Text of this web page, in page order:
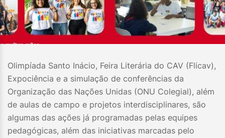
Olimpíada Santo Inácio, Feira Literária do CAV (Flicav),
Expociência e a simulação de conferências da
Organização das Nações Unidas (ONU Colegial), além
de aulas de campo e projetos interdisciplinares, são
algumas das ações já programadas pelas equipes
pedagógicas, além das iniciativas marcadas pelo